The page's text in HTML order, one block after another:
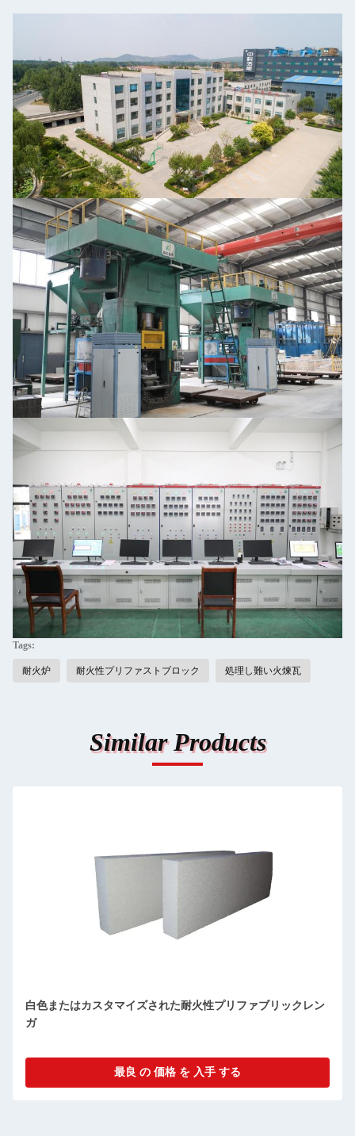
Tags:
耐火炉 耐火性プリファストブロック 処理し難い火煉瓦
Similar Products
ガラスの溶融炉 1650C
最良 の 価格 を 入手 する